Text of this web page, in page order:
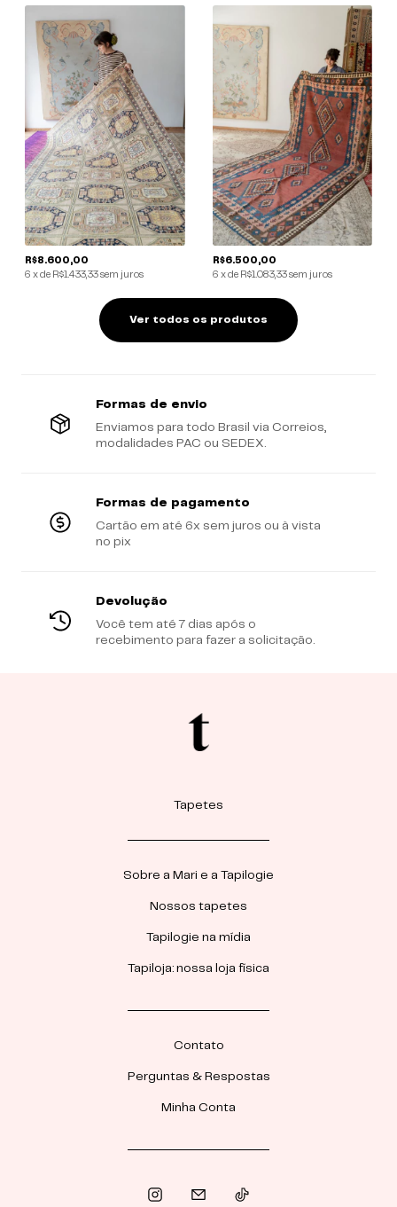
R$8.600,00
6 x de R$1.433,33 sem juros
R$6.500,00
6 x de R$1.083,33 sem juros
Ver todos os produtos
Formas de envio
Enviamos para todo Brasil via Correios,
modalidades PAC ou SEDEX.
Formas de pagamento
Cartão em até 6x sem juros ou à vista
no pix
Devolução
Você tem até 7 dias após o
recebimento para fazer a solicitação.
Tapetes
Sobre a Mari e a Tapilogie
Nossos tapetes
Tapilogie na mídia
Tapiloja: nossa loja física
Contato
Perguntas & Respostas
Minha Conta